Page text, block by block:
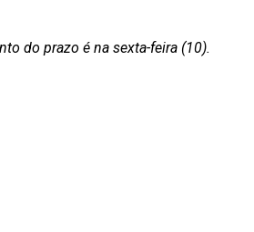
do prazo é na sexta-feira (10).